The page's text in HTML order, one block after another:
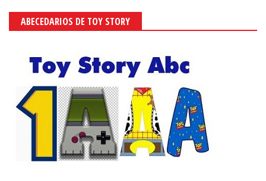
ABECEDARIOS DE TOY STORY